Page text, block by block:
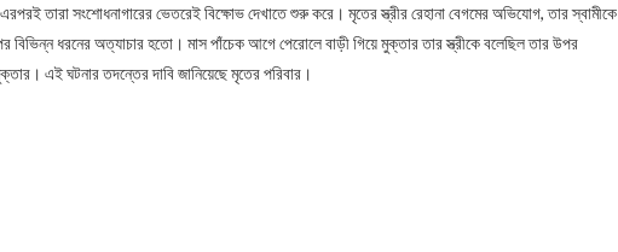
তারা সংশোধনাগারের ভেতরেই বিক্ষোভ দেখাতে শুরু করে। মৃতের স্ত্রীর রেহানা বেগমের অভিযোগ, তার স্বামীকে
বিভিন্ন ধরনের অত্যাচার হতো। মাস পাঁচেক আগে পেরোলে বাড়ী গিয়ে মুক্তার তার স্ত্রীকে বলেছিল তার উপর
এই ঘটনার তদন্তের দাবি জানিয়েছে মৃতের পরিবার।